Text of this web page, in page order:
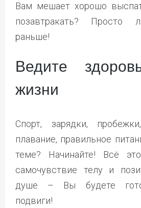
Вам мешает хорошо
позавтракать? Просто
раньше!
Ведите
жизни
Спорт, зарядки,
плавание, правильное
теме? Начинайте! Всё
самочувствие телу и
душе – Вы будете
подвиги!